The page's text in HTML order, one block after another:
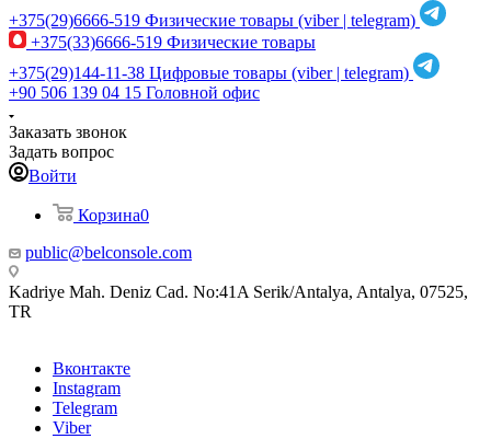
+375(29)6666-519 Физические товары (viber | telegram)
+375(33)6666-519 Физические товары
+375(29)144-11-38 Цифровые товары (viber | telegram)
+90 506 139 04 15 Головной офис
Заказать звонок
Задать вопрос
Войти
Корзина0
public@belconsole.com
Kadriye Mah. Deniz Cad. No:41A Serik/Antalya, Antalya, 07525,
TR
Вконтакте
Instagram
Telegram
Viber